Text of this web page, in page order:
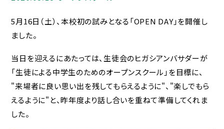
在校生・保護者の方へ
各種証明書
災害給付制度につい
て
いじめ防止基本方針
Jアラートへの対応
5月16日（土）、本校初の試みとなる「OPEN DAY」を開催し
ました。
当日を迎えるにあたっては、生徒会のヒガシアンバサダーが
「生徒による中学生のためのオープンスクール」を目標に、
"来場者に良い思い出を残してもらえるように"、"楽しでもら
えるように"と、昨年度より話し合いを重ねて準備してくれま
した。